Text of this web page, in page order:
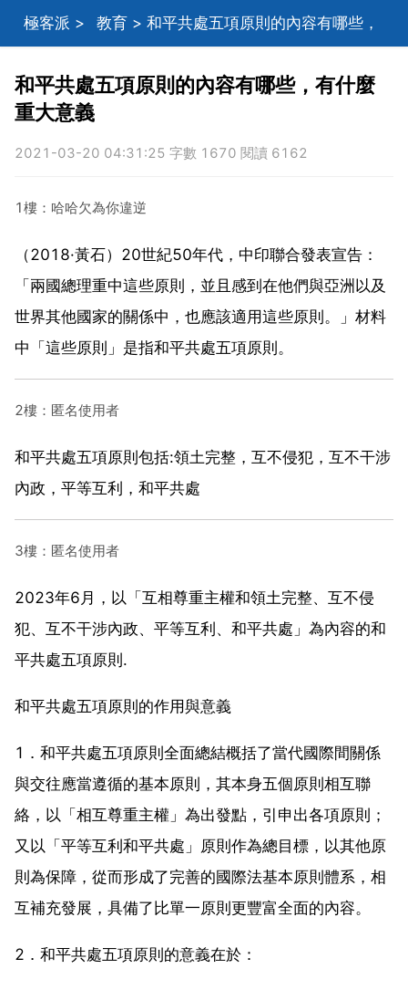
極客派 > 教育 > 和平共處五項原則的內容有哪些，
和平共處五項原則的內容有哪些，有什麼
重大意義
2021-03-20 04:31:25 字數 1670 閱讀 6162
1樓：哈哈欠為你違逆
（2018·黃石）20世紀50年代，中印聯合發表宣告：
「兩國總理重中這些原則，並且感到在他們與亞洲以及
世界其他國家的關係中，也應該適用這些原則。」材料
中「這些原則」是指和平共處五項原則。
2樓：匿名使用者
和平共處五項原則包括:領土完整，互不侵犯，互不干涉
內政，平等互利，和平共處
3樓：匿名使用者
2023年6月，以「互相尊重主權和領土完整、互不侵
犯、互不干涉內政、平等互利、和平共處」為內容的和
平共處五項原則.
和平共處五項原則的作用與意義
1．和平共處五項原則全面總結概括了當代國際間關係
與交往應當遵循的基本原則，其本身五個原則相互聯
絡，以「相互尊重主權」為出發點，引申出各項原則；
又以「平等互利和平共處」原則作為總目標，以其他原
則為保障，從而形成了完善的國際法基本原則體系，相
互補充發展，具備了比單一原則更豐富全面的內容。
2．和平共處五項原則的意義在於：